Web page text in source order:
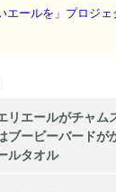
エールを」プロジ
リエールがチャム
ブービーバードが
ルタオル